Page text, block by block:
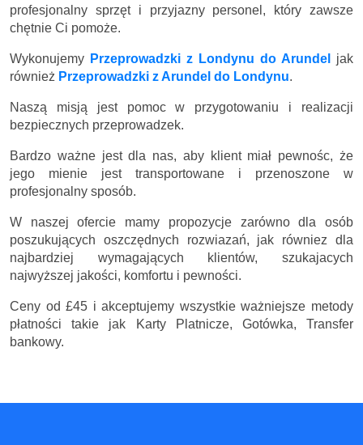
profesjonalny sprzęt i przyjazny personel, który zawsze
chętnie Ci pomoże.
Wykonujemy Przeprowadzki z Londynu do Arundel
jak
również Przeprowadzki z Arundel do Londynu.
Naszą misją jest pomoc w przygotowaniu i realizacji
bezpiecznych przeprowadzek.
Bardzo ważne jest dla nas, aby klient miał pewnośc, że
jego mienie jest transportowane i przenoszone w
profesjonalny sposób.
W naszej ofercie mamy propozycje zarówno dla osób
poszukujących oszczędnych rozwiazań, jak równiez dla
najbardziej wymagających klientów, szukajacych
najwyższej jakości, komfortu i pewności.
Ceny od £45 i akceptujemy wszystkie ważniejsze metody
płatności takie jak Karty Platnicze, Gotówka, Transfer
bankowy.